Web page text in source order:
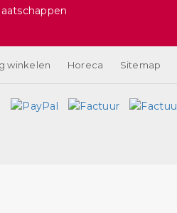
winkelen Horeca Sitemap